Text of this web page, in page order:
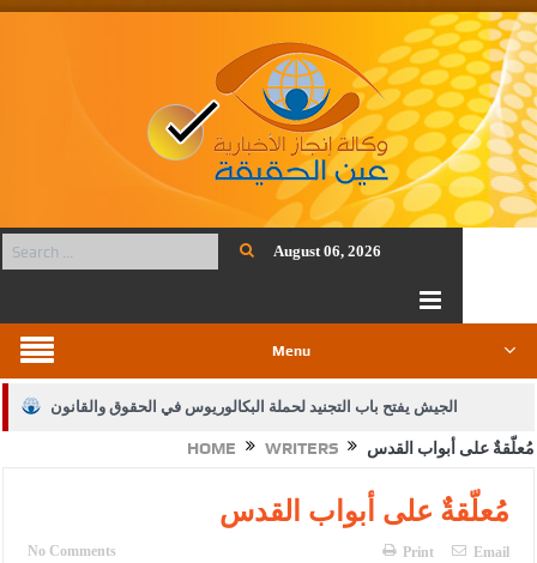
August 06, 2026
Menu
الجيش يفتح باب التجنيد لحملة البكالوريوس في الحقوق والقانون
بيان اجتماع عمّان:دعم الوصاية الهاشمية التاريخية على المقدسات
الإسلامية والمسيحية
الأمن يتلف 16 مليون حبة كبتاجون و1480 كغم مواد مخدرة
HOME WRITERS مُعلّقةٌ على أبواب القدس
مُعلّقةٌ على أبواب القدس
No Comments Print Email